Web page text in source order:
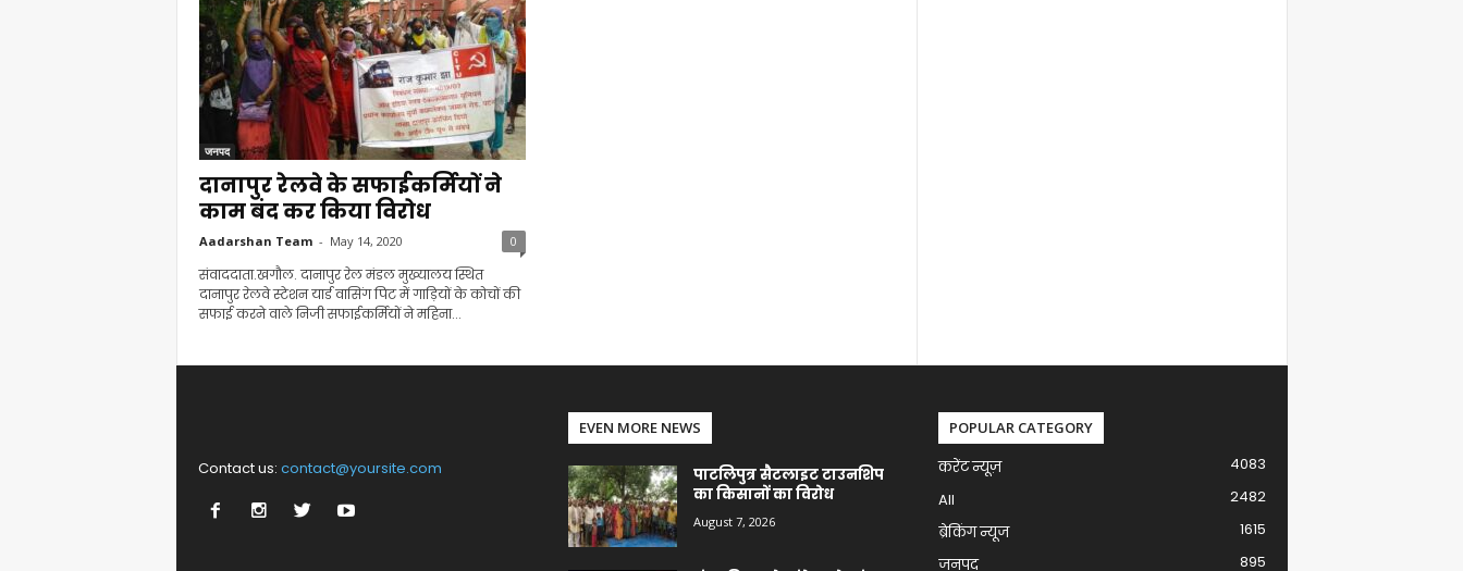
जनपद
दानापुर रेलवे के सफाईकर्मियों ने
काम बंद कर किया विरोध
Aadarshan Team - May 14, 2020 0
संवाददाता.खगौल. दानापुर रेल मंडल मुख्यालय स्थित
दानापुर रेलवे स्टेशन यार्ड वासिंग पिट में गाड़ियों के कोचों की
सफाई करने वाले निजी सफाईकर्मियों ने महिना...
Contact us: contact@yoursite.com
EVEN MORE NEWS
पाटलिपुत्र सैटलाइट टाउनशिप
का किसानों का विरोध
August 7, 2026
POPULAR CATEGORY
करेंट न्यूज़
4083
All
2482
ब्रेकिंग न्यूज
1615
जनपद
895